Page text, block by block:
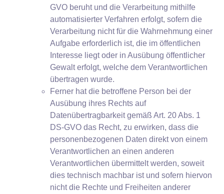
GVO beruht und die Verarbeitung mithilfe
automatisierter Verfahren erfolgt, sofern die
Verarbeitung nicht für die Wahrnehmung einer
Aufgabe erforderlich ist, die im öffentlichen
Interesse liegt oder in Ausübung öffentlicher
Gewalt erfolgt, welche dem Verantwortlichen
übertragen wurde.
Ferner hat die betroffene Person bei der
Ausübung ihres Rechts auf
Datenübertragbarkeit gemäß Art. 20 Abs. 1
DS-GVO das Recht, zu erwirken, dass die
personenbezogenen Daten direkt von einem
Verantwortlichen an einen anderen
Verantwortlichen übermittelt werden, soweit
dies technisch machbar ist und sofern hiervon
nicht die Rechte und Freiheiten anderer